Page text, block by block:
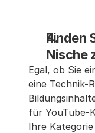
Finden
Nische
Egal, ob Sie
eine Technik-
für YouTube-
Ihre